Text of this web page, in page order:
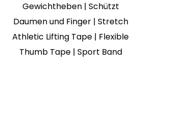
Gewichtheben | Schützt
Daumen und Finger | Stretch
Athletic Lifting Tape | Flexible
Thumb Tape | Sport Band